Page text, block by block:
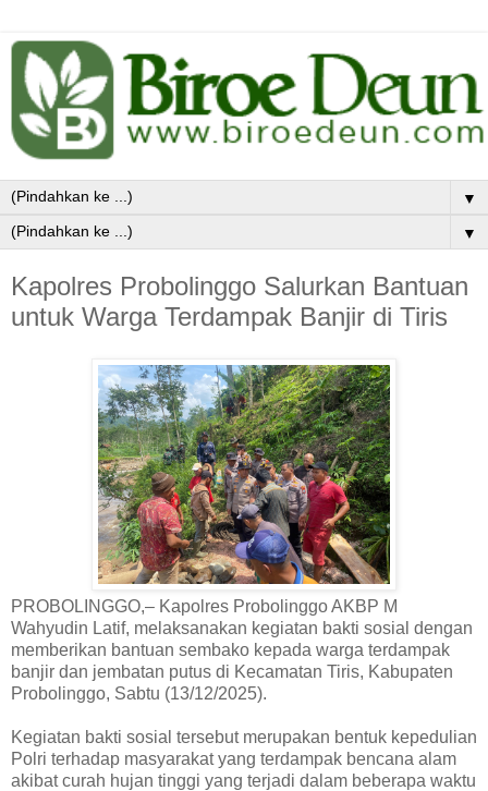
▼
▼
Kapolres Probolinggo Salurkan Bantuan
untuk Warga Terdampak Banjir di Tiris
PROBOLINGGO,– Kapolres Probolinggo AKBP M
Wahyudin Latif, melaksanakan kegiatan bakti sosial dengan
memberikan bantuan sembako kepada warga terdampak
banjir dan jembatan putus di Kecamatan Tiris, Kabupaten
Probolinggo, Sabtu (13/12/2025).
Kegiatan bakti sosial tersebut merupakan bentuk kepedulian
Polri terhadap masyarakat yang terdampak bencana alam
akibat curah hujan tinggi yang terjadi dalam beberapa waktu